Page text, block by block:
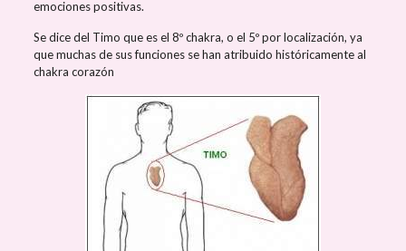
emociones positivas.
Se dice del Timo que es el 8º chakra, o el 5º por localización, ya
que muchas de sus funciones se han atribuido históricamente al
chakra corazón